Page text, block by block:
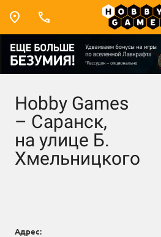
Hobby Games
– Саранск,
на улице Б.
Хмельницкого
Адрес: